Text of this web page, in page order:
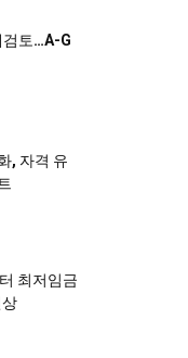
검토…A-G
, 자격 유
최저임금